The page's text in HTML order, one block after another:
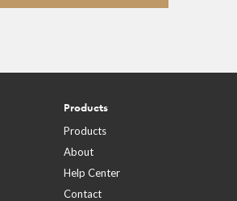
Products
Products
About
Help Center
Contact